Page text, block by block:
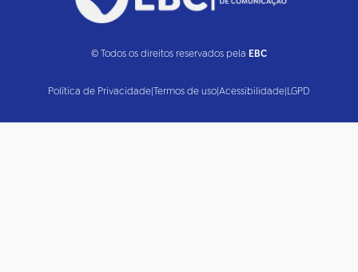
© Todos os direitos reservados pela EBC
Política de Privacidade|Termos de uso|Acessibilidade|LGPD